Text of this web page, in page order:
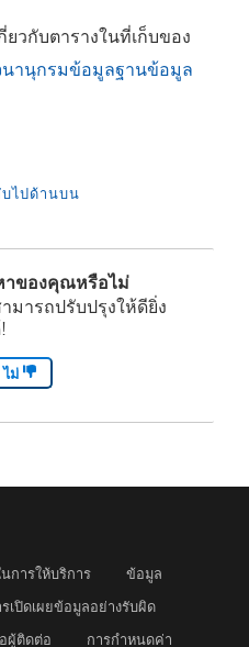
วกับตารางในที่เก็บของ
านุกรมข้อมูลฐานข้อมูล
ไปด้านบน
ของคุณหรือไม่
ามารถปรับปรุงให้ดียิ่ง
ไม่
การให้บริการ
ข้อมูล
รเปิดเผยข้อมูลอย่างรับผิด
ผู้ติดต่อ การกำหนดค่า